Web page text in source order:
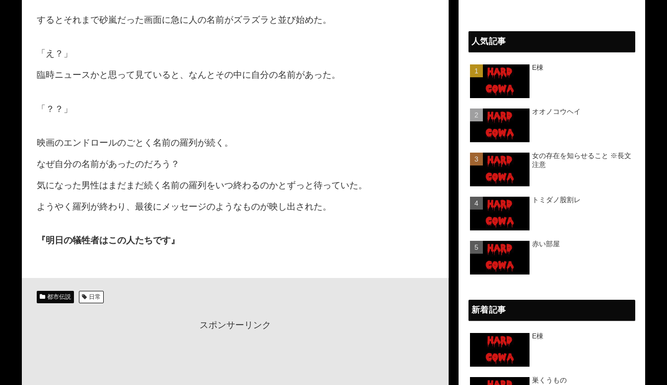
するとそれまで砂嵐だった画面に急に人の名前がズラズラと並び始めた。
「え？」
臨時ニュースかと思って見ていると、なんとその中に自分の名前があった。
「？？」
映画のエンドロールのごとく名前の羅列が続く。
なぜ自分の名前があったのだろう？
気になった男性はまだまだ続く名前の羅列をいつ終わるのかとずっと待っていた。
ようやく羅列が終わり、最後にメッセージのようなものが映し出された。
『明日の犠牲者はこの人たちです』
都市伝説 日常
スポンサーリンク
人気記事
E棟
オオノコウヘイ
女の存在を知らせること ※長文
注意
トミダノ股割レ
赤い部屋
新着記事
E棟
巣くうもの